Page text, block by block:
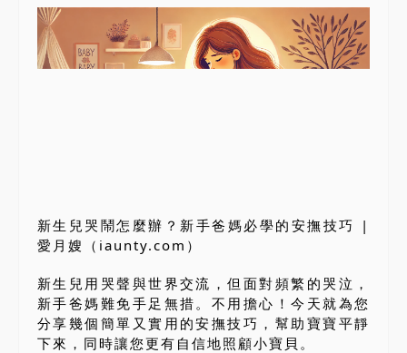
新生兒哭鬧怎麼辦？新手爸媽必學的安撫技巧 |
愛月嫂（iaunty.com）
新生兒用哭聲與世界交流，但面對頻繁的哭泣，
新手爸媽難免手足無措。不用擔心！今天就為您
分享幾個簡單又實用的安撫技巧，幫助寶寶平靜
下來，同時讓您更有自信地照顧小寶貝。